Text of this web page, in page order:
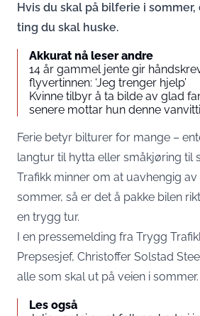
Hvis du skal på bilferie i
ting du skal huske.
Akkurat nå leser andre
14 år gammel jente gir
flyvertinnen: ‘Jeg trenger hjelp’
Kvinne tilbyr å ta bilde av glad
senere mottar hun denne
Ferie betyr bilturer for mange –
langtur til hytta eller småkjøring til
Trafikk minner om at uavhengig
sommer, så er det å pakke bilen
en trygg tur.
I en pressemelding fra Trygg
Prepsesjef, Christoffer Solstad
alle som skal ut på veien i sommer.
Les også